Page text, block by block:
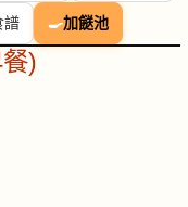
譜 🍳加餸池
)